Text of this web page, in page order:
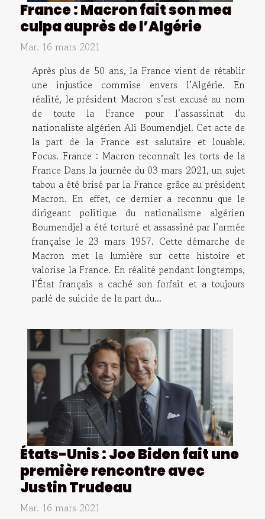
France : Macron fait son mea
culpa auprès de l’Algérie
Mar. 16 mars 2021
Après plus de 50 ans, la France vient de rétablir
une injustice commise envers l’Algérie. En
réalité, le président Macron s’est excusé au nom
de toute la France pour l’assassinat du
nationaliste algérien Ali Boumendjel. Cet acte de
la part de la France est salutaire et louable.
Focus. France : Macron reconnaît les torts de la
France Dans la journée du 03 mars 2021, un sujet
tabou a été brisé par la France grâce au président
Macron. En effet, ce dernier a reconnu que le
dirigeant politique du nationalisme algérien
Boumendjel a été torturé et assassiné par l’armée
française le 23 mars 1957. Cette démarche de
Macron met la lumière sur cette histoire et
valorise la France. En réalité pendant longtemps,
l’État français a caché son forfait et a toujours
parlé de suicide de la part du...
États-Unis : Joe Biden fait une
première rencontre avec
Justin Trudeau
Mar. 16 mars 2021